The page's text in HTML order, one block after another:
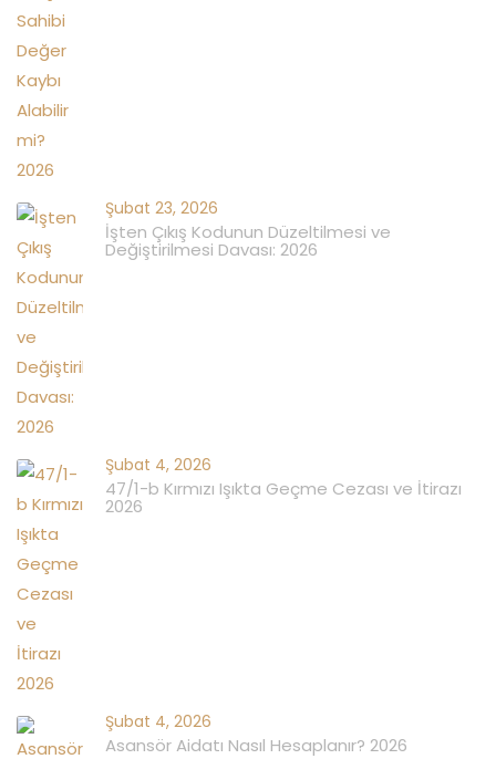
Şubat 23, 2026
İşten Çıkış Kodunun Düzeltilmesi ve
Değiştirilmesi Davası: 2026
Şubat 4, 2026
47/1-b Kırmızı Işıkta Geçme Cezası ve İtirazı
2026
Şubat 4, 2026
Asansör Aidatı Nasıl Hesaplanır? 2026